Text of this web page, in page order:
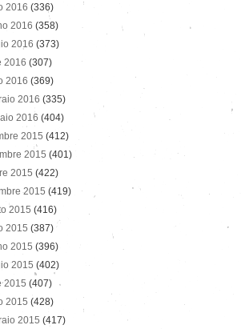
2016 (336)
2016 (358)
2016 (373)
2016 (307)
2016 (369)
2016 (335)
2016 (404)
2015 (412)
2015 (401)
2015 (422)
2015 (419)
2015 (416)
2015 (387)
2015 (396)
2015 (402)
2015 (407)
2015 (428)
2015 (417)